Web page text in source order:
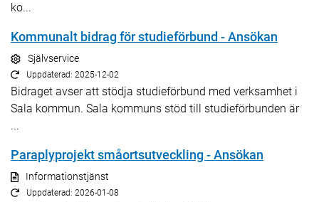
ko...
Kommunalt bidrag för studieförbund - Ansökan
Självservice
Uppdaterad: 2025-12-02
Bidraget avser att stödja studieförbund med verksamhet i
Sala kommun. Sala kommuns stöd till studieförbunden är
...
Paraplyprojekt småortsutveckling - Ansökan
Informationstjänst
Uppdaterad: 2026-01-08